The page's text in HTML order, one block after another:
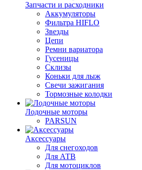
Запчасти и расходники
Аккумуляторы
Фильтра HIFLO
Звезды
Цепи
Ремни вариатора
Гусеницы
Склизы
Коньки для лыж
Свечи зажигания
Тормозные колодки
Лодочные моторы
PARSUN
Аксессуары
Для снегоходов
Для АТВ
Для мотоциклов